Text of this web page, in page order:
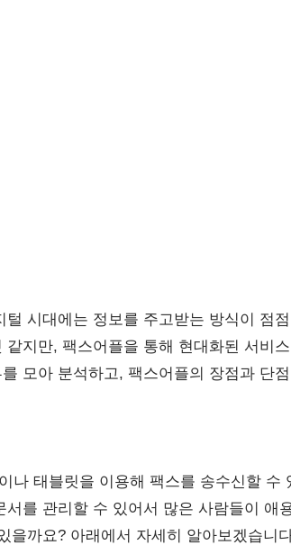
털 시대에는 정보를 주고받는 방식이 점
같지만, 팩스어플을 통해 현대화된 서비
모아 분석하고, 팩스어플의 장점과 단
나 태블릿을 이용해 팩스를 송수신할 수
서를 관리할 수 있어서 많은 사람들이 애
을까요? 아래에서 자세히 알아보겠습니